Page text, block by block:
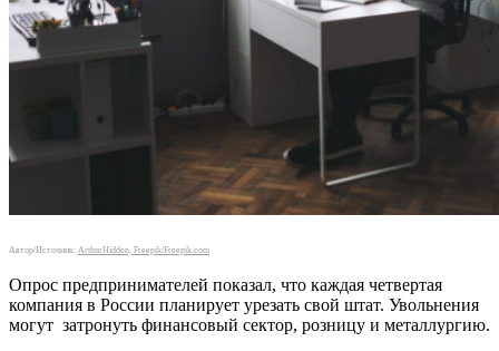
Автор/Источник: ArthurHidden, Freepik/Freepik.com
Опрос предпринимателей показал, что каждая четвертая
компания в России планирует урезать свой штат. Увольнения
могут затронуть финансовый сектор, розницу и металлургию.